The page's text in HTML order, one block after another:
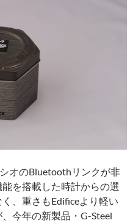
オのBluetoothリンクが非
を搭載した時計からの選
、重さもEdificeより軽い
今年の新製品・G-Steel